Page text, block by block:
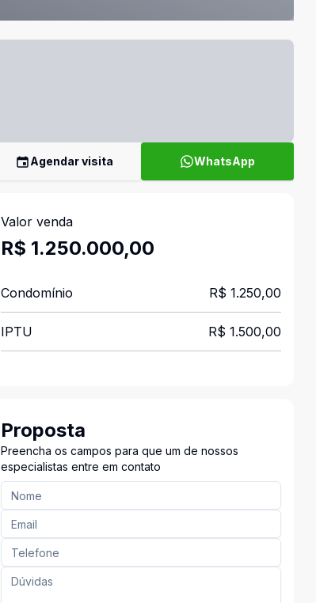
Agendar visita WhatsApp
Valor venda
R$ 1.250.000,00
Condomínio R$ 1.250,00
IPTU R$ 1.500,00
Proposta
Preencha os campos para que um de nossos
especialistas entre em contato